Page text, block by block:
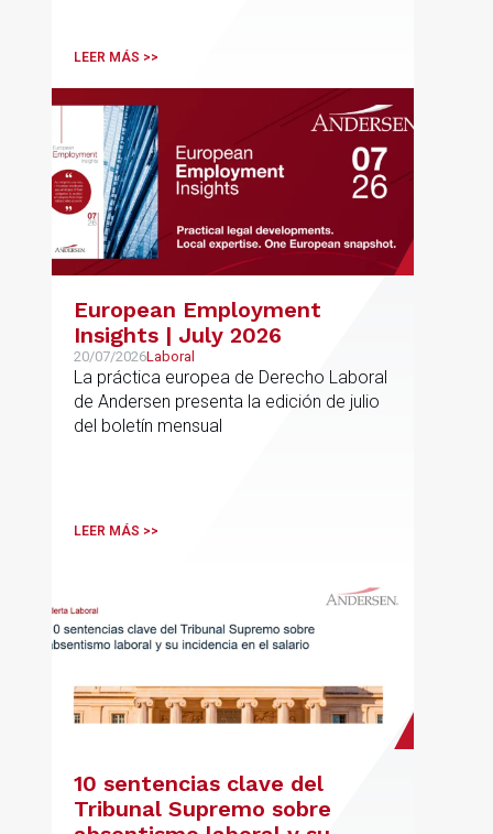
LEER MÁS >>
European Employment
Insights | July 2026
20/07/2026Laboral
La práctica europea de Derecho Laboral
de Andersen presenta la edición de julio
del boletín mensual
LEER MÁS >>
10 sentencias clave del
Tribunal Supremo sobre